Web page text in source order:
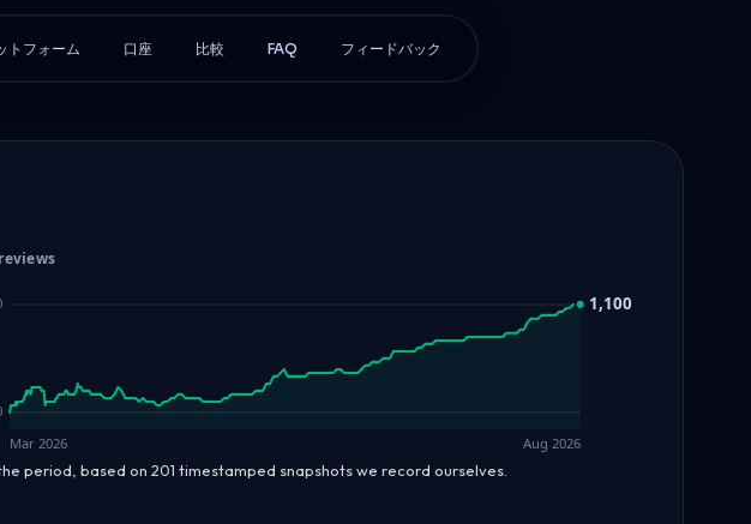
トフォーム 口座 比較 FAQ フィードバック
1,100
Mar 2026 Aug 2026
period, based on 201 timestamped snapshots we record ourselves.